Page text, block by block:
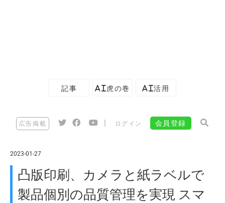
記事 AI虎の巻 AI活用
広告掲載 ログイン 会員登録
2023-01-27
凸版印刷、カメラと紙ラベルで
製品個別の品質管理を実現 スマ